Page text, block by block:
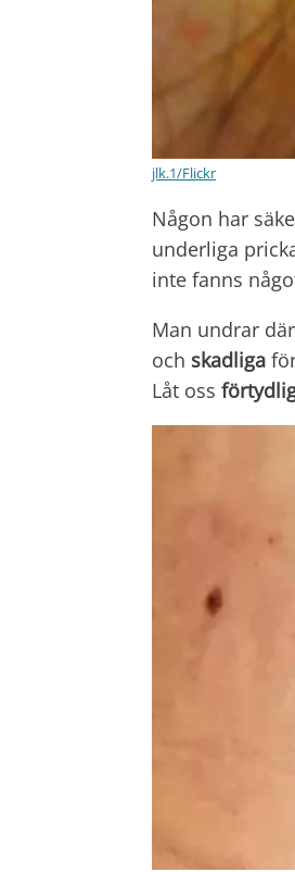
jlk.1/Flickr
Någon har
underliga
inte fanns
Man undrar
och skadliga
Låt oss